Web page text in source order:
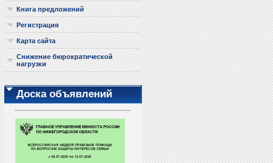
Книга предложений
Регистрация
Карта сайта
Снижение бюрократической
нагрузки
Доска объявлений